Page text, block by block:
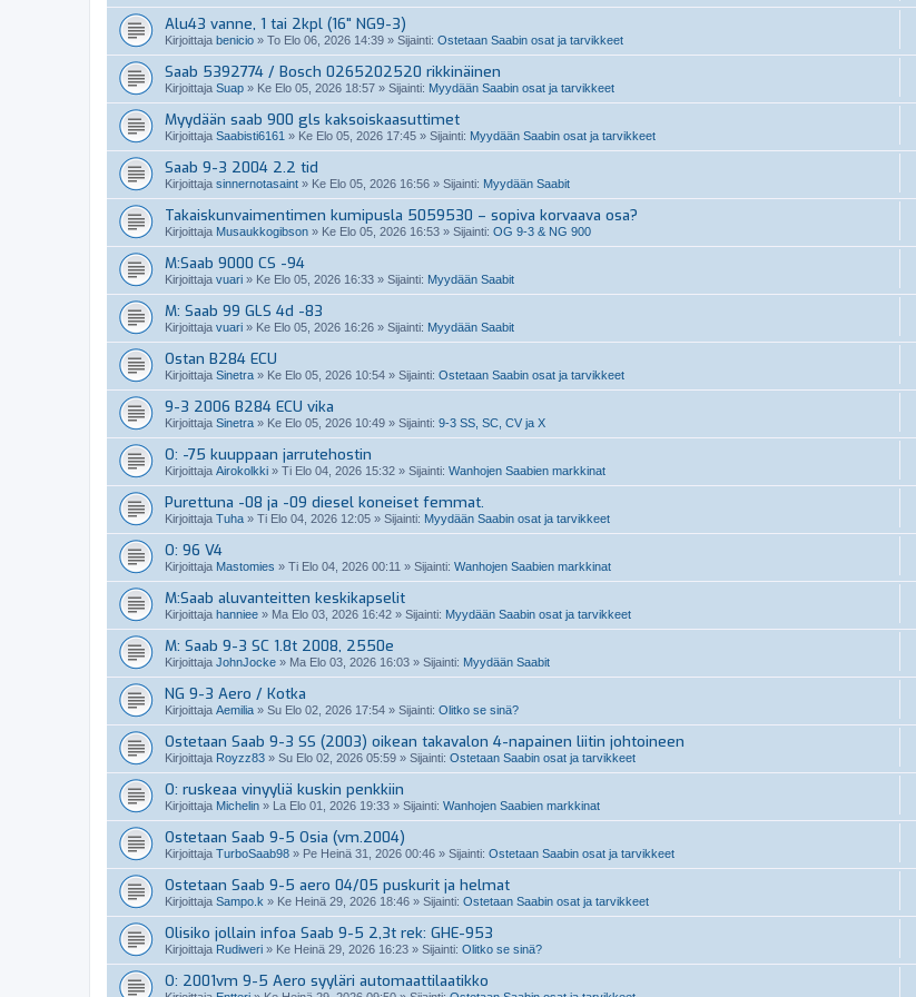
Alu43 vanne, 1 tai 2kpl (16" NG9-3)
Kirjoittaja benicio » To Elo 06, 2026 14:39 » Sijainti: Ostetaan Saabin osat ja tarvikkeet
Saab 5392774 / Bosch 0265202520 rikkinäinen
Kirjoittaja Suap » Ke Elo 05, 2026 18:57 » Sijainti: Myydään Saabin osat ja tarvikkeet
Myydään saab 900 gls kaksoiskaasuttimet
Kirjoittaja Saabisti6161 » Ke Elo 05, 2026 17:45 » Sijainti: Myydään Saabin osat ja tarvikkeet
Saab 9-3 2004 2.2 tid
Kirjoittaja sinnernotasaint » Ke Elo 05, 2026 16:56 » Sijainti: Myydään Saabit
Takaiskunvaimentimen kumipusla 5059530 – sopiva korvaava osa?
Kirjoittaja Musaukkogibson » Ke Elo 05, 2026 16:53 » Sijainti: OG 9-3 & NG 900
M:Saab 9000 CS -94
Kirjoittaja vuari » Ke Elo 05, 2026 16:33 » Sijainti: Myydään Saabit
M: Saab 99 GLS 4d -83
Kirjoittaja vuari » Ke Elo 05, 2026 16:26 » Sijainti: Myydään Saabit
Ostan B284 ECU
Kirjoittaja Sinetra » Ke Elo 05, 2026 10:54 » Sijainti: Ostetaan Saabin osat ja tarvikkeet
9-3 2006 B284 ECU vika
Kirjoittaja Sinetra » Ke Elo 05, 2026 10:49 » Sijainti: 9-3 SS, SC, CV ja X
O: -75 kuuppaan jarrutehostin
Kirjoittaja Airokolkki » Ti Elo 04, 2026 15:32 » Sijainti: Wanhojen Saabien markkinat
Purettuna -08 ja -09 diesel koneiset femmat.
Kirjoittaja Tuha » Ti Elo 04, 2026 12:05 » Sijainti: Myydään Saabin osat ja tarvikkeet
O: 96 V4
Kirjoittaja Mastomies » Ti Elo 04, 2026 00:11 » Sijainti: Wanhojen Saabien markkinat
M:Saab aluvanteitten keskikapselit
Kirjoittaja hanniee » Ma Elo 03, 2026 16:42 » Sijainti: Myydään Saabin osat ja tarvikkeet
M: Saab 9-3 SC 1.8t 2008, 2550e
Kirjoittaja JohnJocke » Ma Elo 03, 2026 16:03 » Sijainti: Myydään Saabit
NG 9-3 Aero / Kotka
Kirjoittaja Aemilia » Su Elo 02, 2026 17:54 » Sijainti: Olitko se sinä?
Ostetaan Saab 9-3 SS (2003) oikean takavalon 4-napainen liitin johtoineen
Kirjoittaja Royzz83 » Su Elo 02, 2026 05:59 » Sijainti: Ostetaan Saabin osat ja tarvikkeet
O: ruskeaa vinyyliä kuskin penkkiin
Kirjoittaja Michelin » La Elo 01, 2026 19:33 » Sijainti: Wanhojen Saabien markkinat
Ostetaan Saab 9-5 Osia (vm.2004)
Kirjoittaja TurboSaab98 » Pe Heinä 31, 2026 00:46 » Sijainti: Ostetaan Saabin osat ja tarvikkeet
Ostetaan Saab 9-5 aero 04/05 puskurit ja helmat
Kirjoittaja Sampo.k » Ke Heinä 29, 2026 18:46 » Sijainti: Ostetaan Saabin osat ja tarvikkeet
Olisiko jollain infoa Saab 9-5 2,3t rek: GHE-953
Kirjoittaja Rudiweri » Ke Heinä 29, 2026 16:23 » Sijainti: Olitko se sinä?
O: 2001vm 9-5 Aero syyläri automaattilaatikko